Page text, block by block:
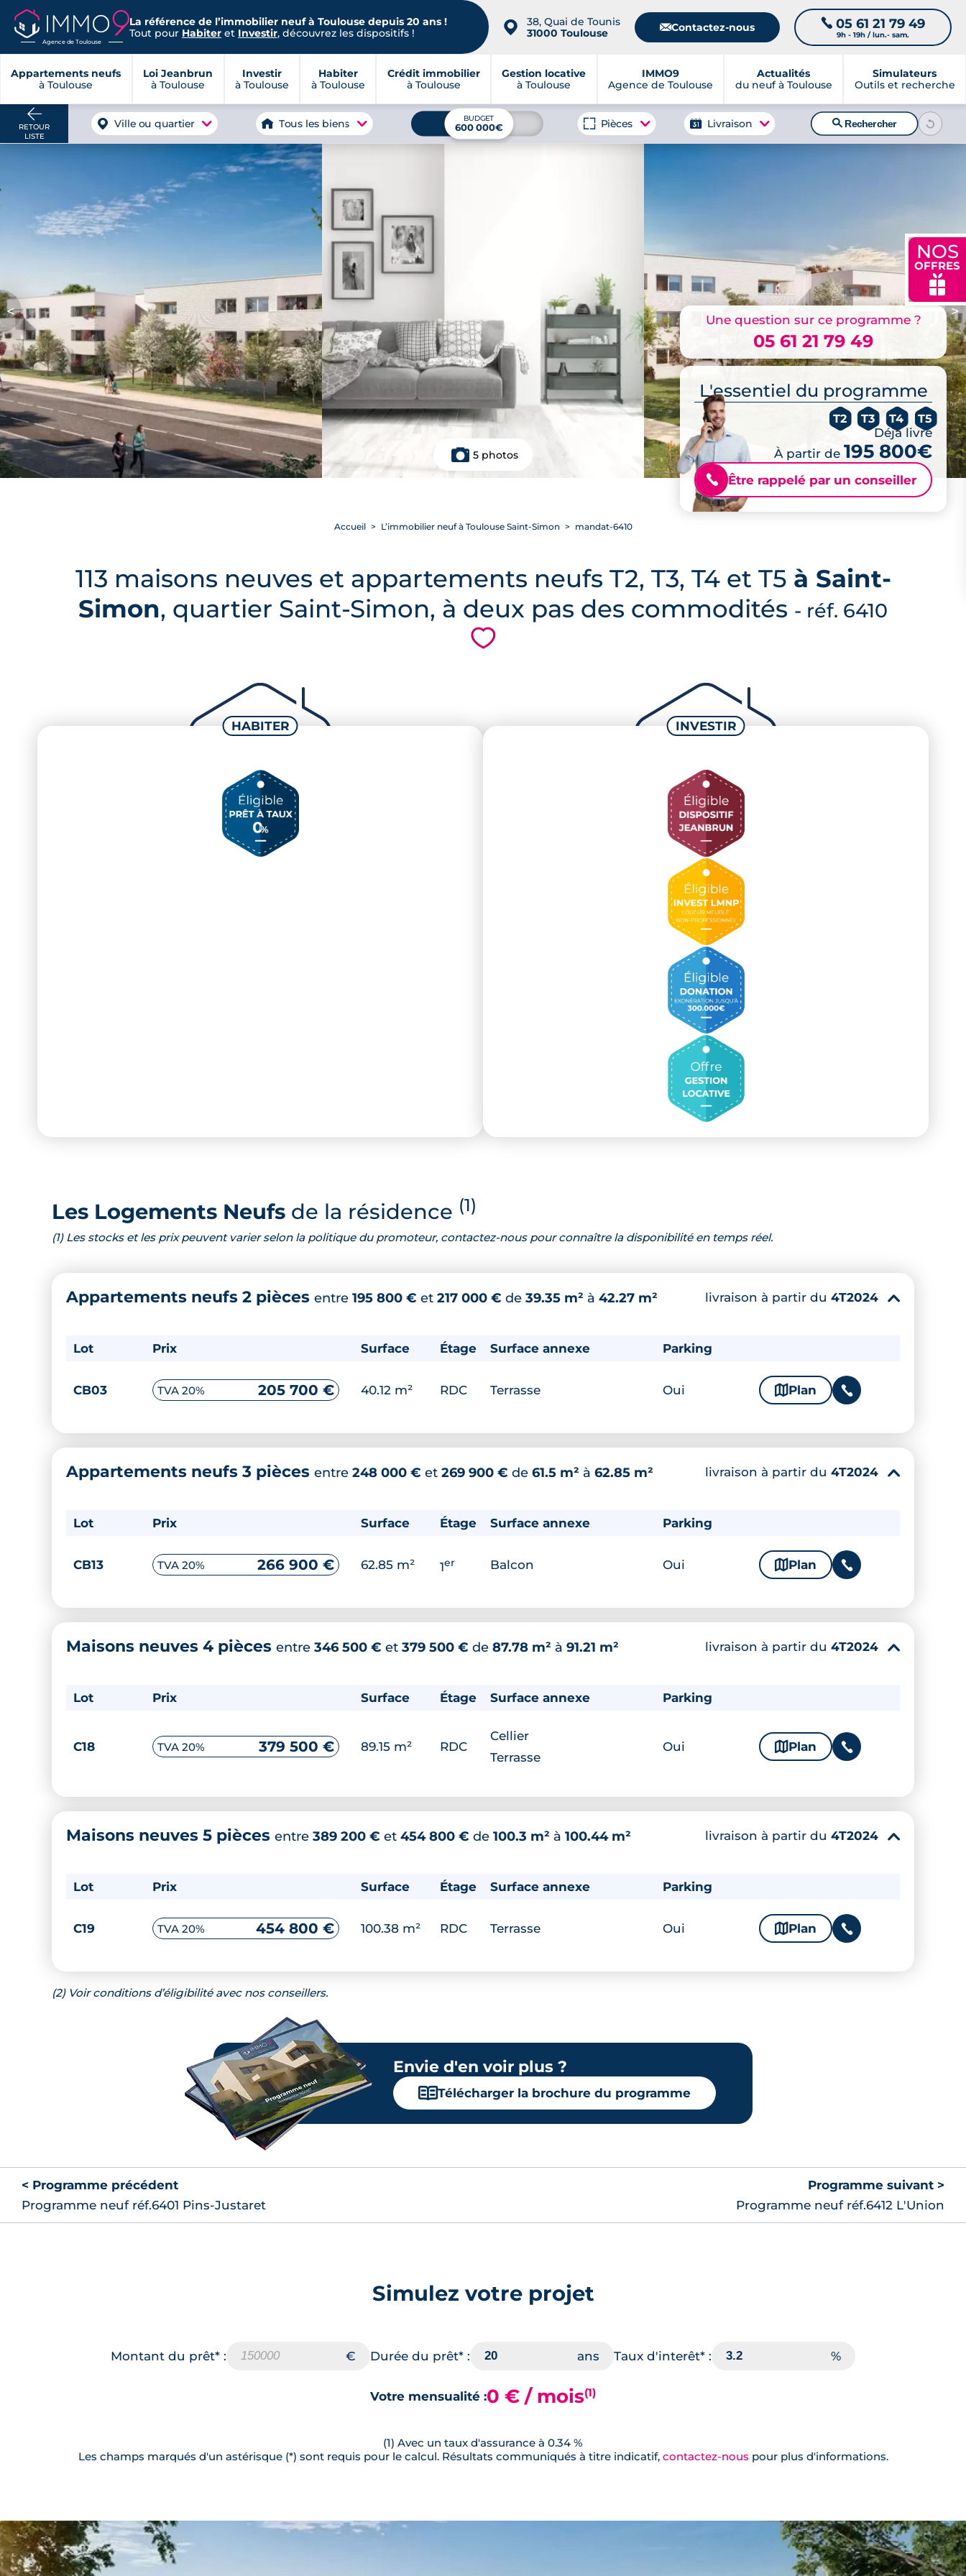
Agence de Toulouse
La référence de l’immobilier neuf à Toulouse depuis 20 ans !
Tout pour Habiter et Investir, découvrez les dispositifs ! 📍
38, Quai de Tounis
31000 Toulouse
📧Contactez-nous 📞 05 61 21 79 49
9h - 19h / lun.- sam.
Appartements neufs
à Toulouse
Loi Jeanbrun
à Toulouse
Investir
à Toulouse
Habiter
à Toulouse
Crédit immobilier
à Toulouse
Gestion locative
à Toulouse
IMMO9
Agence de Toulouse
Actualités
du neuf à Toulouse
Simulateurs
Outils et recherche
NOS
OFFRES
🎁
RETOUR
LISTE
Ville ou quartier Tous les biens BUDGET
600 000€ Pièces Livraison 🔍Rechercher
< >
5 photos
Une question sur ce programme ?
05 61 21 79 49
L'essentiel du programme
T2 T3 T4 T5
Déjà livré
À partir de 195 800€
📞 Être rappelé par un conseiller
Accueil L’immobilier neuf à Toulouse Saint-Simon mandat-6410
113 maisons neuves et appartements neufs T2, T3, T4 et T5 à Saint-
Simon, quartier Saint-Simon, à deux pas des commodités - réf. 6410
💗
Les Logements Neufs de la résidence (1)
(1) Les stocks et les prix peuvent varier selon la politique du promoteur, contactez-nous pour connaître la disponibilité en temps réel.
Appartements neufs 2 pièces entre 195 800 € et 217 000 € de 39.35 m² à 42.27 m² livraison à partir du 4T2024 ▾
Lot Prix Surface Étage Surface annexe Parking
CB03 TVA 20% 205 700 € 40.12 m² RDC Terrasse Oui 🗞 Plan 📞
Appartements neufs 3 pièces entre 248 000 € et 269 900 € de 61.5 m² à 62.85 m² livraison à partir du 4T2024 ▾
Lot Prix Surface Étage Surface annexe Parking
CB13 TVA 20% 266 900 € 62.85 m² 1er Balcon Oui 🗞 Plan 📞
Maisons neuves 4 pièces entre 346 500 € et 379 500 € de 87.78 m² à 91.21 m² livraison à partir du 4T2024 ▾
Lot Prix Surface Étage Surface annexe Parking
C18 TVA 20% 379 500 € 89.15 m² RDC
Cellier
Terrasse
Oui 🗞 Plan 📞
Maisons neuves 5 pièces entre 389 200 € et 454 800 € de 100.3 m² à 100.44 m² livraison à partir du 4T2024 ▾
Lot Prix Surface Étage Surface annexe Parking
C19 TVA 20% 454 800 € 100.38 m² RDC Terrasse Oui 🗞 Plan 📞
(2) Voir conditions d’éligibilité avec nos conseillers.
Envie d'en voir plus ?
📖Télécharger la brochure du programme
< Programme précédent
Programme neuf réf.6401 Pins-Justaret
Programme suivant >
Programme neuf réf.6412 L'Union
Simulez votre projet
Montant du prêt* : Durée du prêt* : Taux d'interêt* :
Votre mensualité :0 € / mois(1)
(1) Avec un taux d'assurance à 0.34 %
Les champs marqués d'un astérisque (*) sont requis pour le calcul. Résultats communiqués à titre indicatif, contactez-nous pour plus d'informations.